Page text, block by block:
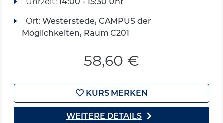
Ort: Westerstede, CAMPUS der
Möglichkeiten, Raum C201
58,60 €
KURS MERKEN
WEITERE DETAILS